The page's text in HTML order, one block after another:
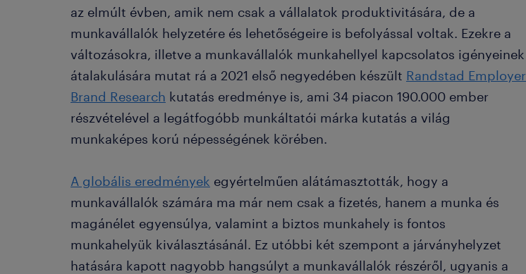
az elmúlt évben, amik nem csak a vállalatok produktivitására, de a
munkavállalók helyzetére és lehetőségeire is befolyással voltak. Ezekre a
változásokra, illetve a munkavállalók munkahellyel kapcsolatos igényeinek
átalakulására mutat rá a 2021 első negyedében készült Randstad Employer
Brand Research kutatás eredménye is, ami 34 piacon 190.000 ember
részvételével a legátfogóbb munkáltatói márka kutatás a világ
munkaképes korú népességének körében.
A globális eredmények egyértelműen alátámasztották, hogy a
munkavállalók számára ma már nem csak a fizetés, hanem a munka és
magánélet egyensúlya, valamint a biztos munkahely is fontos
munkahelyük kiválasztásánál. Ez utóbbi két szempont a járványhelyzet
hatására kapott nagyobb hangsúlyt a munkavállalók részéről, ugyanis a